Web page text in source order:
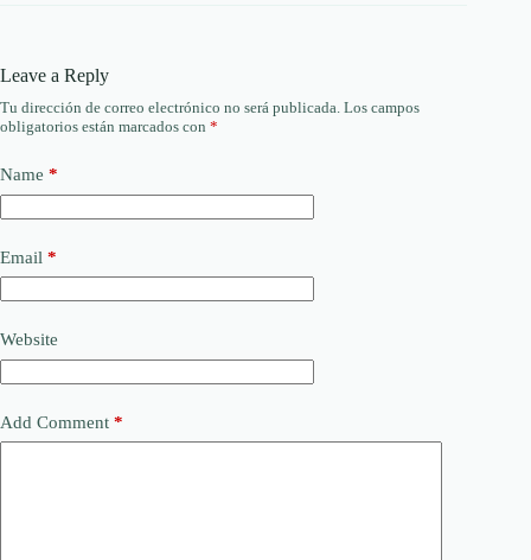
Leave a Reply
Tu dirección de correo electrónico no será publicada. Los campos
obligatorios están marcados con *
Name *
Email *
Website
Add Comment *